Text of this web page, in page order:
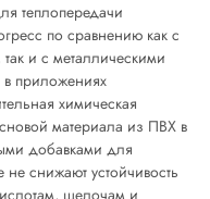
теплопередачи
по сравнению как с
и с металлическими
приложениях
химическая
материала из ПВХ в
добавками для
снижают устойчивость
щелочам и